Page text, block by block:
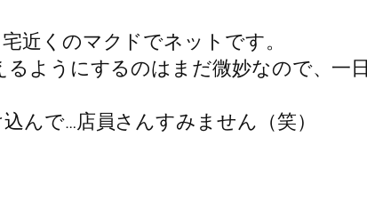
近くのマクドでネットです。
ようにするのはまだ微妙なので、一
んで…店員さんすみません（笑）